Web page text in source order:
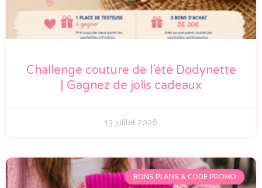
Challenge couture de l’été Dodynette
| Gagnez de jolis cadeaux
13 juillet 2026
BONS PLANS & CODE PROMO